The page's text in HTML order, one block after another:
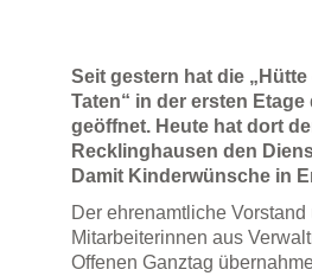
Seit gestern hat die
Taten“ in der ersten Etage
geöffnet. Heute hat dort
Recklinghausen den
Damit Kinderwünsche in
Der ehrenamtliche Vorstand
Mitarbeiterinnen aus
Offenen Ganztag